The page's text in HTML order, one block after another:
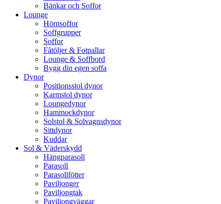
Bänkar och Soffor
Lounge
Hörnsoffor
Soffgrupper
Soffor
Fåtöljer & Fotpallar
Lounge & Soffbord
Bygg din egen soffa
Dynor
Positionsstol dynor
Karmstol dynor
Loungedynor
Hammockdynor
Solstol & Solvagnsdynor
Sittdynor
Kuddar
Sol & Väderskydd
Hängparasoll
Parasoll
Parasollfötter
Paviljonger
Paviljongtak
Paviljongväggar